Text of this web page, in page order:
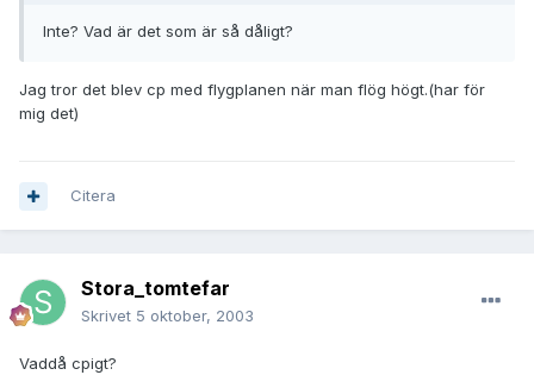
Inte? Vad är det som är så dåligt?
Jag tror det blev cp med flygplanen när man flög högt.(har för
mig det)
Citera
Stora_tomtefar
Skrivet 5 oktober, 2003
Vaddå cpigt?